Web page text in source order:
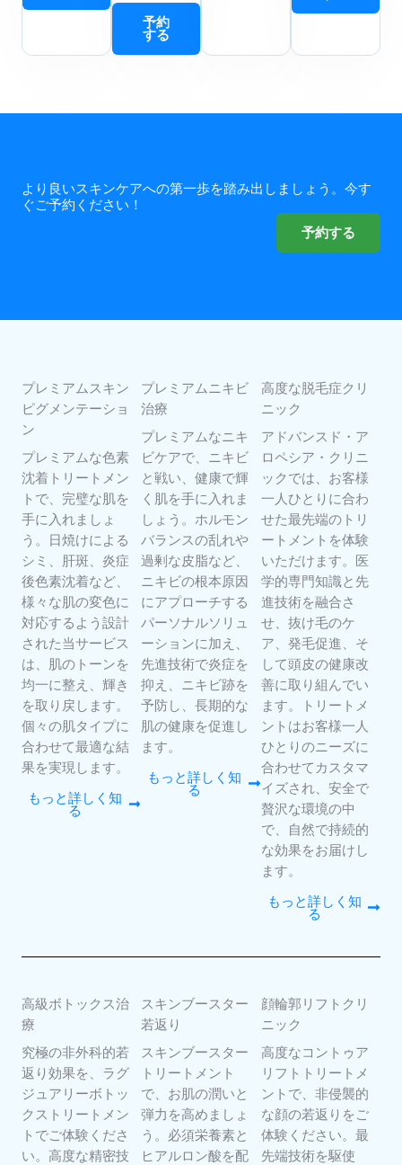
予約
する
より良いスキンケアへの第一歩を踏み出しましょう。今す
ぐご予約ください！
予約する
プレミアムスキン
ピグメンテーショ
ン
プレミアムな色素
沈着トリートメン
トで、完璧な肌を
手に入れましょ
う。日焼けによる
シミ、肝斑、炎症
後色素沈着など、
様々な肌の変色に
対応するよう設計
された当サービス
は、肌のトーンを
均一に整え、輝き
を取り戻します。
個々の肌タイプに
合わせて最適な結
果を実現します。
もっと詳しく知
る
プレミアムニキビ
治療
プレミアムなニキ
ビケアで、ニキビ
と戦い、健康で輝
く肌を手に入れま
しょう。ホルモン
バランスの乱れや
過剰な皮脂など、
ニキビの根本原因
にアプローチする
パーソナルソリュ
ーションに加え、
先進技術で炎症を
抑え、ニキビ跡を
予防し、長期的な
肌の健康を促進し
ます。
もっと詳しく知
る
高度な脱毛症クリ
ニック
アドバンスド・ア
ロペシア・クリニ
ックでは、お客様
一人ひとりに合わ
せた最先端のトリ
ートメントを体験
いただけます。医
学的専門知識と先
進技術を融合さ
せ、抜け毛のケ
ア、発毛促進、そ
して頭皮の健康改
善に取り組んでい
ます。トリートメ
ントはお客様一人
ひとりのニーズに
合わせてカスタマ
イズされ、安全で
贅沢な環境の中
で、自然で持続的
な効果をお届けし
ます。
もっと詳しく知
る
高級ボトックス治
療
究極の非外科的若
返り効果を、ラグ
ジュアリーボトッ
クストリートメン
トでご体験くださ
い。高度な精密技
スキンブースター
若返り
スキンブースター
トリートメント
で、お肌の潤いと
弾力を高めましょ
う。必須栄養素と
ヒアルロン酸を配
顔輪郭リフトクリ
ニック
高度なコントゥア
リフトトリートメ
ントで、非侵襲的
な顔の若返りをご
体験ください。最
先端技術を駆使